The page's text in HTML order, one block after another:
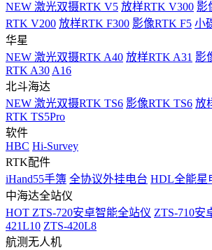
NEW 激光双摄RTK V5 放样RTK V300 影
RTK V200 放样RTK F300 影像RTK F5 小
华星
NEW 激光双摄RTK A40 放样RTK A31 影
RTK A30 A16
北斗海达
NEW 激光双摄RTK TS6 影像RTK TS6 放
RTK TS5Pro
软件
HBC Hi-Survey
RTK配件
iHand55手簿 全协议外挂电台 HDL全能星
中海达全站仪
HOT ZTS-720安卓智能全站仪 ZTS-710安
421L10 ZTS-420L8
航测无人机